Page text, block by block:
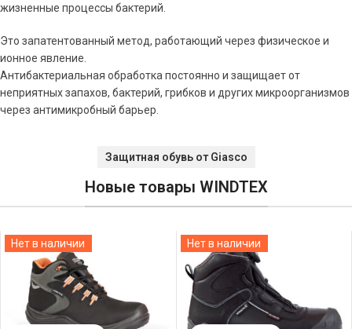
жизненные процессы бактерий.
Это запатентованный метод, работающий через физическое и
ионное явление.
Антибактериальная обработка постоянно и защищает от
неприятных запахов, бактерий, грибков и других микроорганизмов
через антимикробный барьер.
Защитная обувь от Giasco
Новые товары WINDTEX
Нет в наличии Нет в наличии